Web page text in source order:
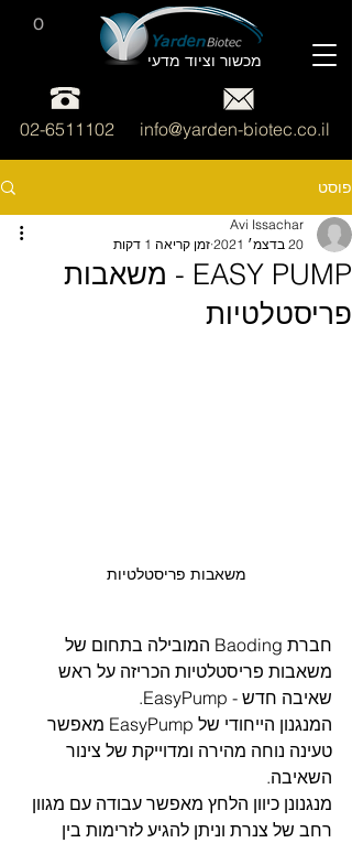
02-6511102 info@yarden-biotec.co.il
מכשור וציוד מדעי
0
פוסט
EASY PUMP - משאבות
פריסטלטיות
Avi Issachar
20 בדצמ׳ 2021
זמן קריאה 1 דקות
משאבות פריסטלטיות
חברת Baoding המובילה בתחום של
משאבות פריסטלטיות הכריזה על ראש
שאיבה חדש - EasyPump.
המנגנון הייחודי של EasyPump מאפשר
טעינה נוחה מהירה ומדוייקת של צינור
השאיבה.
מנגנונן כיוון הלחץ מאפשר עבודה עם מגוון
רחב של צנרת וניתן להגיע לזרימות בין